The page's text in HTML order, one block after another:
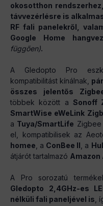
okosotthon
távvezérlésre is
RF fali panelekről,
Google Home
függően).
A Gledopto Pro
kompatibilitást kínálnak,
összes jelentős
többek között a Sonoff
SmartWise eWeLink
a Tuya/SmartLife Zigbee
el, kompatibilisek az
homee , a ConBee II , a
átjárót tartalmazó Amazon
A Pro sorozatú
Gledopto 2,4GHz-es
nélküli fali paneljével is ,